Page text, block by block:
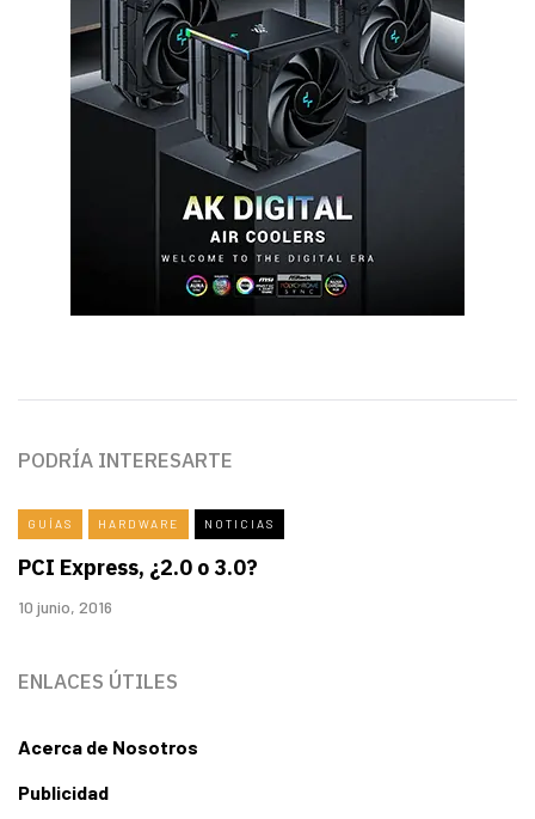
PODRÍA INTERESARTE
GUÍAS HARDWARE NOTICIAS
PCI Express, ¿2.0 o 3.0?
10 junio, 2016
ENLACES ÚTILES
Acerca de Nosotros
Publicidad